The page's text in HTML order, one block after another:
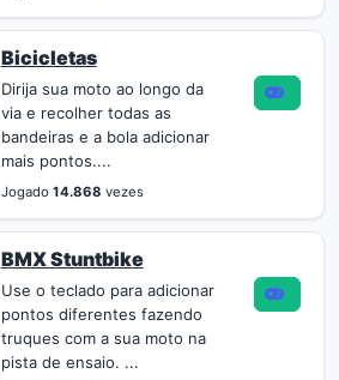
Bicicletas
Dirija sua moto ao longo da
via e recolher todas as
bandeiras e a bola adicionar
mais pontos....
Jogado 14.868 vezes
BMX Stuntbike
Use o teclado para adicionar
pontos diferentes fazendo
truques com a sua moto na
pista de ensaio. ...